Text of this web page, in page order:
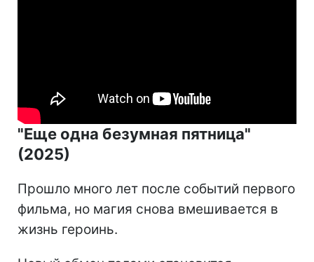
"Еще одна безумная пятница"
(2025)
Прошло много лет после событий первого
фильма, но магия снова вмешивается в
жизнь героинь.